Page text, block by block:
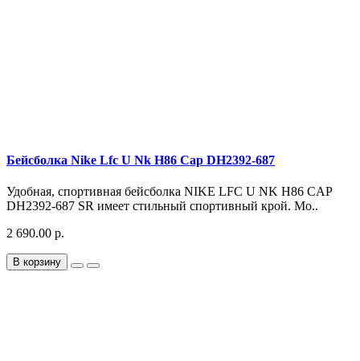
Бейсболка Nike Lfc U Nk H86 Cap DH2392-687
Удобная, спортивная бейсболка NIKE LFC U NK H86 CAP
DH2392-687 SR имеет стильный спортивный крой. Мо..
2 690.00 р.
В корзину